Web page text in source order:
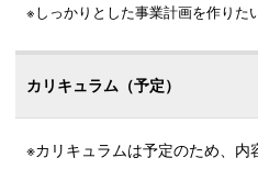
しっかりとした事業計画を作りた
カリキュラム（予定）
※カリキュラムは予定のため、